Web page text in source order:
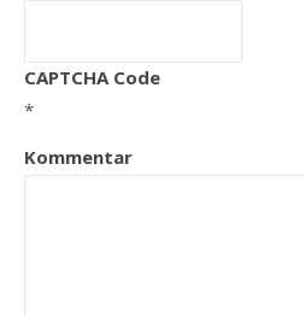
CAPTCHA Code
*
Kommentar